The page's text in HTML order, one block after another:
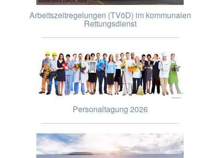
Arbeitszeitregelungen (TVöD) im kommunalen
Rettungsdienst
Personaltagung 2026